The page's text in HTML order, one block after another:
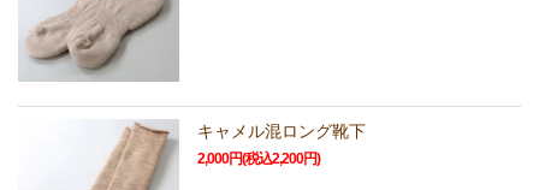
キャメル混ロング靴下
2,000円(税込2,200円)